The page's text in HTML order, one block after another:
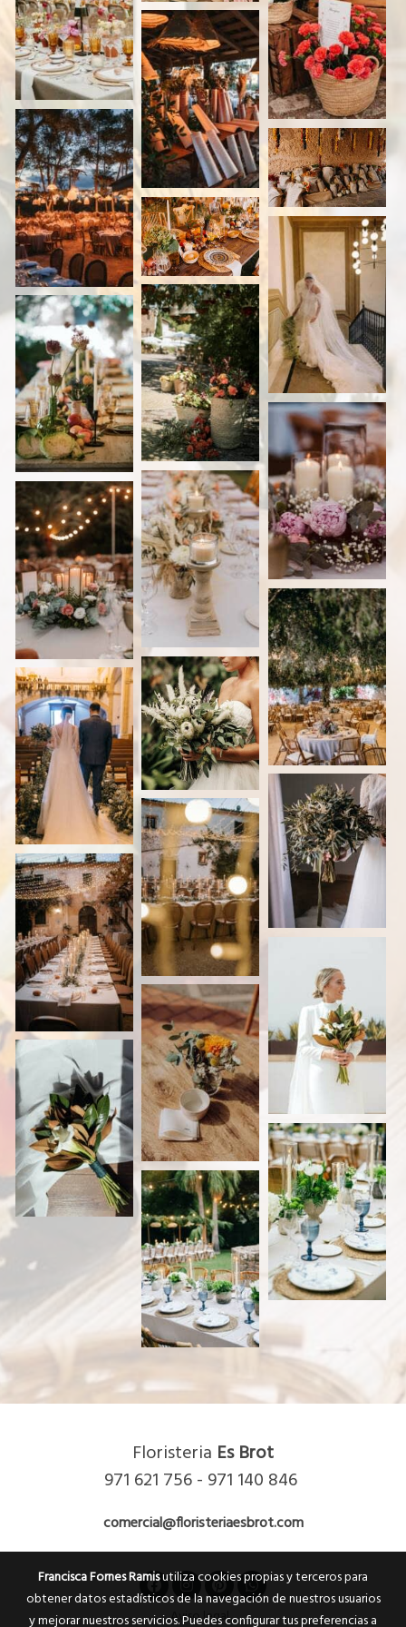
Floristeria Es Brot
971 621 756 - 971 140 846
comercial@floristeriaesbrot.com
Aviso legal
Francisca Fornes Ramisutiliza cookies propias y terceros para
obtener datos estadísticos de la navegación de nuestros usuarios
y mejorar nuestros servicios. Puedes configurar tus preferencias a